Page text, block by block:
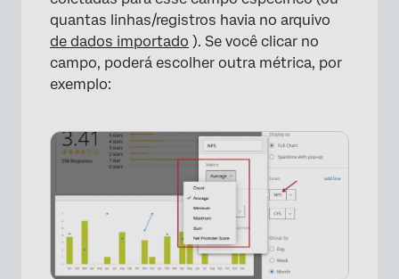
quantas linhas/registros havia no arquivo
de dados importado ). Se você clicar no
campo, poderá escolher outra métrica, por
exemplo: